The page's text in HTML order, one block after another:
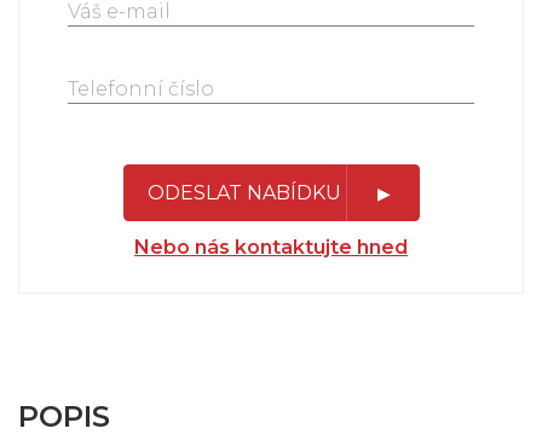
ODESLAT NABÍDKU
Nebo nás kontaktujte hned
POPIS